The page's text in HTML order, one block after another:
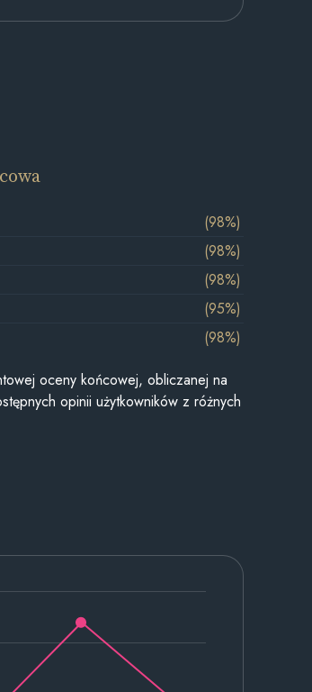
(98%)
(98%)
(98%)
(95%)
(98%)
oceny końcowej, obliczanej na
opinii użytkowników z różnych